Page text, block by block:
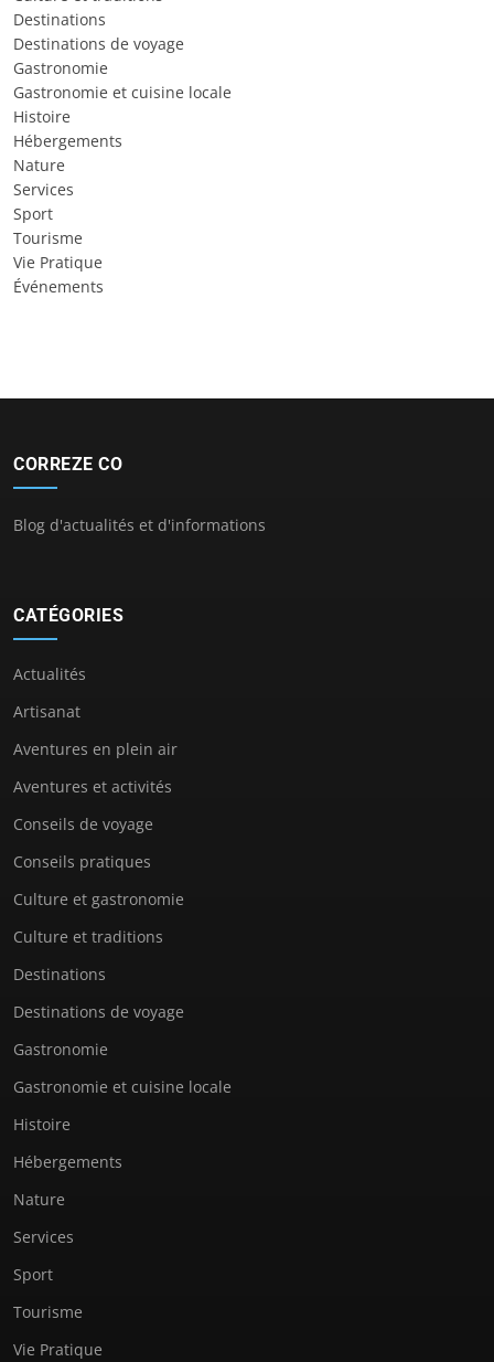
Destinations
Destinations de voyage
Gastronomie
Gastronomie et cuisine locale
Histoire
Hébergements
Nature
Services
Sport
Tourisme
Vie Pratique
Événements
CORREZE CO
Blog d'actualités et d'informations
CATÉGORIES
Actualités
Artisanat
Aventures en plein air
Aventures et activités
Conseils de voyage
Conseils pratiques
Culture et gastronomie
Culture et traditions
Destinations
Destinations de voyage
Gastronomie
Gastronomie et cuisine locale
Histoire
Hébergements
Nature
Services
Sport
Tourisme
Vie Pratique